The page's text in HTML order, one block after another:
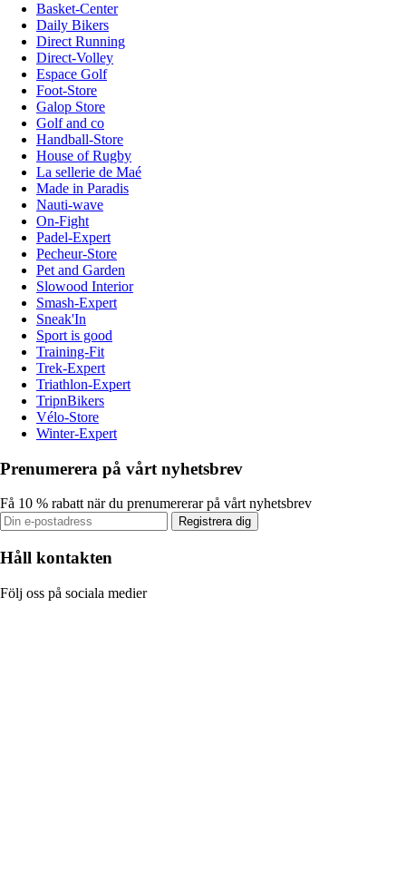
Basket-Center
Daily Bikers
Direct Running
Direct-Volley
Espace Golf
Foot-Store
Galop Store
Golf and co
Handball-Store
House of Rugby
La sellerie de Maé
Made in Paradis
Nauti-wave
On-Fight
Padel-Expert
Pecheur-Store
Pet and Garden
Slowood Interior
Smash-Expert
Sneak'In
Sport is good
Training-Fit
Trek-Expert
Triathlon-Expert
TripnBikers
Vélo-Store
Winter-Expert
Prenumerera på vårt nyhetsbrev
Få 10 % rabatt när du prenumererar på vårt nyhetsbrev
Registrera dig
Håll kontakten
Följ oss på sociala medier